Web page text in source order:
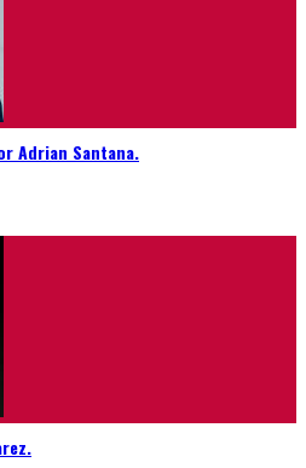
Adrian Santana.